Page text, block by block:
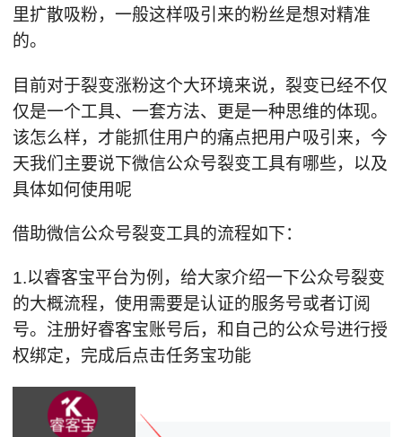
里扩散吸粉，一般这样吸引来的粉丝是想对精准
的。
目前对于裂变涨粉这个大环境来说，裂变已经不仅
仅是一个工具、一套方法、更是一种思维的体现。
该怎么样，才能抓住用户的痛点把用户吸引来，今
天我们主要说下微信公众号裂变工具有哪些，以及
具体如何使用呢
借助微信公众号裂变工具的流程如下：
1.以睿客宝平台为例，给大家介绍一下公众号裂变
的大概流程，使用需要是认证的服务号或者订阅
号。注册好睿客宝账号后，和自己的公众号进行授
权绑定，完成后点击任务宝功能